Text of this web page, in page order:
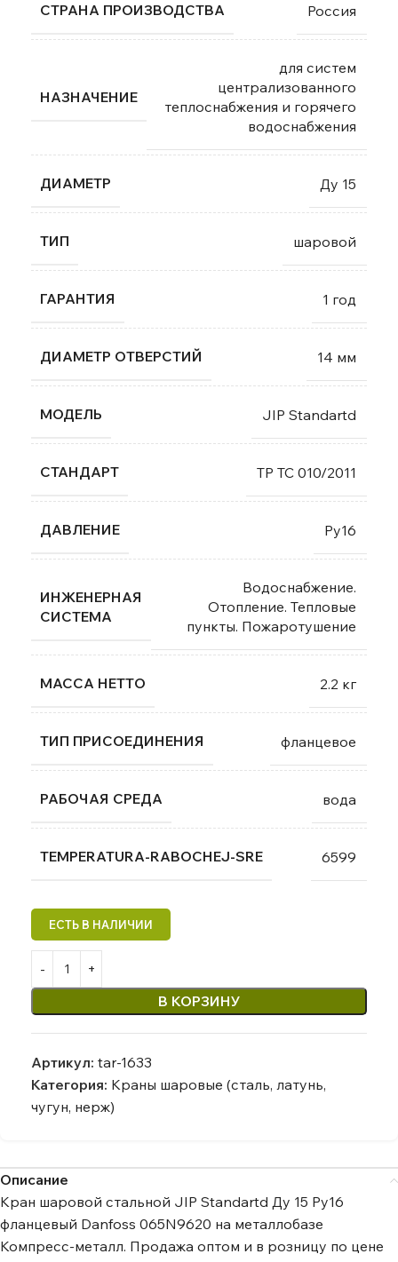
СТРАНА ПРОИЗВОДСТВА Россия
НАЗНАЧЕНИЕ
для систем
централизованного
теплоснабжения и горячего
водоснабжения
ДИАМЕТР Ду 15
ТИП шаровой
ГАРАНТИЯ 1 год
ДИАМЕТР ОТВЕРСТИЙ 14 мм
МОДЕЛЬ JIP Standartd
СТАНДАРТ ТР ТС 010/2011
ДАВЛЕНИЕ Ру16
ИНЖЕНЕРНАЯ
СИСТЕМА
Водоснабжение.
Отопление. Тепловые
пункты. Пожаротушение
МАССА НЕТТО 2.2 кг
ТИП ПРИСОЕДИНЕНИЯ фланцевое
РАБОЧАЯ СРЕДА вода
TEMPERATURA-RABOCHEJ-SRE 6599
В КОРЗИНУ
Артикул: tar-1633
Категория: Краны шаровые (сталь, латунь,
чугун, нерж)
Описание
Кран шаровой стальной JIP Standartd Ду 15 Ру16
фланцевый Danfoss 065N9620 на металлобазе
Компресс-металл. Продажа оптом и в розницу по цене